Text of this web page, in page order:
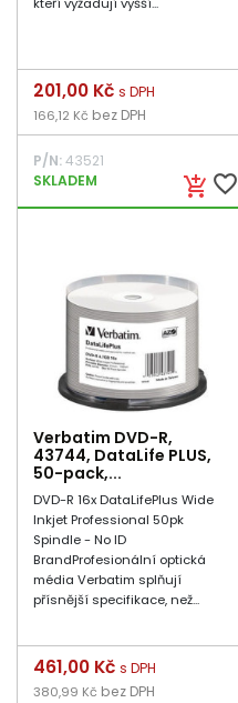
kteří vyžadují vyšší...
add_shopping_cart favorite_border
Cena
201,00 Kč s DPH
166,12 Kč bez DPH
P/N:43521
SKLADEM
Verbatim DVD-R,
43744, DataLife PLUS,
50-pack,...
DVD-R 16x DataLifePlus Wide
Inkjet Professional 50pk
Spindle - No ID
BrandProfesionální optická
média Verbatim splňují
přísnější specifikace, než...
Cena
461,00 Kč s DPH
380,99 Kč bez DPH